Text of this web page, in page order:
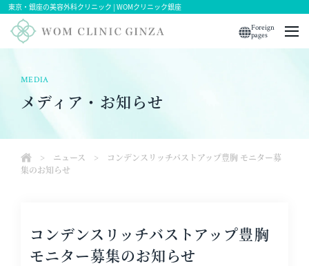
東京・銀座の美容外科クリニック | WOMクリニック銀座
Foreign
pages
MEDIA
メディア・お知らせ
> ニュース >
コンデンスリッチバストアップ豊胸 モニター募
集のお知らせ
コンデンスリッチバストアップ豊胸
モニター募集のお知らせ